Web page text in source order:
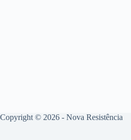
Copyright © 2026 - Nova Resistência